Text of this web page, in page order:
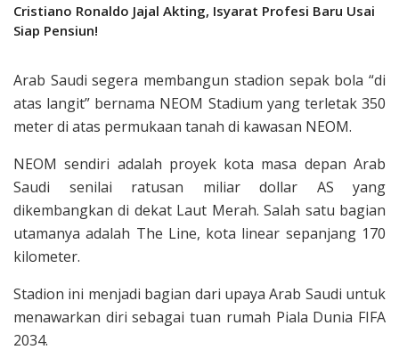
Cristiano Ronaldo Jajal Akting, Isyarat Profesi Baru Usai
Siap Pensiun!
Arab Saudi segera membangun stadion sepak bola “di
atas langit” bernama NEOM Stadium yang terletak 350
meter di atas permukaan tanah di kawasan NEOM.
NEOM sendiri adalah proyek kota masa depan Arab
Saudi senilai ratusan miliar dollar AS yang
dikembangkan di dekat Laut Merah. Salah satu bagian
utamanya adalah The Line, kota linear sepanjang 170
kilometer.
Stadion ini menjadi bagian dari upaya Arab Saudi untuk
menawarkan diri sebagai tuan rumah Piala Dunia FIFA
2034.